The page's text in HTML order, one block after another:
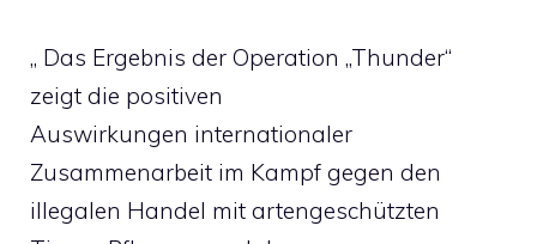
„ Das Ergebnis der Operation „Thunder“
zeigt die positiven
Auswirkungen internationaler
Zusammenarbeit im Kampf gegen den
illegalen Handel mit artengeschützten